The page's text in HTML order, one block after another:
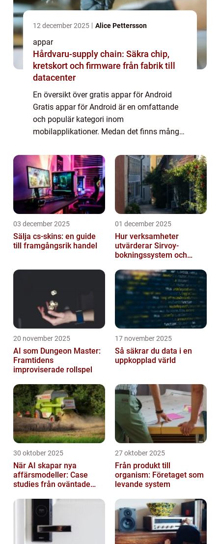
12 december 2025 Alice Pettersson
appar
Hårdvaru-supply chain: Säkra chip,
kretskort och firmware från fabrik till
datacenter
En översikt över gratis appar för Android
Gratis appar för Android är en omfattande
och populär kategori inom
mobilapplikationer. Medan det finns många
för Android ett brett utbud av funktioner och
verkt...
03 december 2025
Sälja cs-skins: en guide
till framgångsrik handel
01 december 2025
Hur verksamheter
utvärderar Sirvoy-
bokningssystem och
20 november 2025
AI som Dungeon Master:
Framtidens
improviserade rollspel
17 november 2025
Så säkrar du data i en
uppkopplad värld
30 oktober 2025
När AI skapar nya
affärsmodeller: Case
studies från oväntade
27 oktober 2025
Från produkt till
organism: Företaget som
levande system